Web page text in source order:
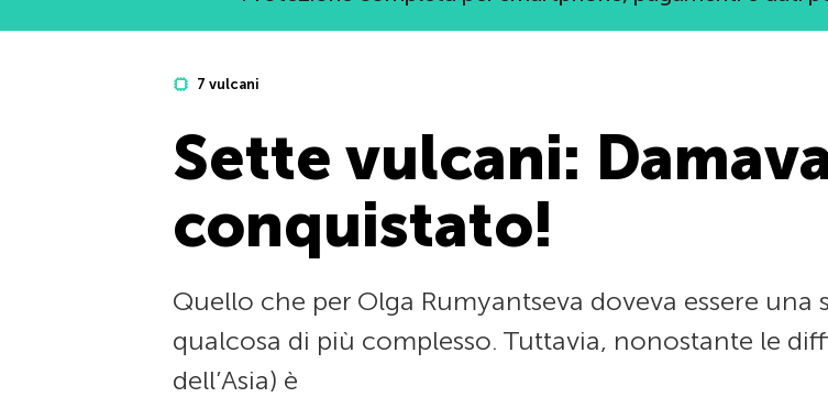
7 vulcani
Sette vulcani:
conquistato!
Quello che per Olga Rumyantseva doveva essere
qualcosa di più complesso. Tuttavia, nonostante le
dell’Asia) è